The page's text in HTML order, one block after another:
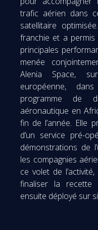
trafic aérien dans
satellitaire
franchie et a permis
principales
menée
Alenia Space,
européenne,
programme de
aéronautique en
fin de l’année. Elle
d’un service pré-
démonstrations de
les compagnies
ce volet de
finaliser la recette
ensuite déployé sur